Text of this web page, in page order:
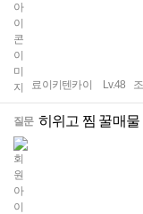
료이키텐카이 Lv.48
질문 히위고 찜 꿀매물